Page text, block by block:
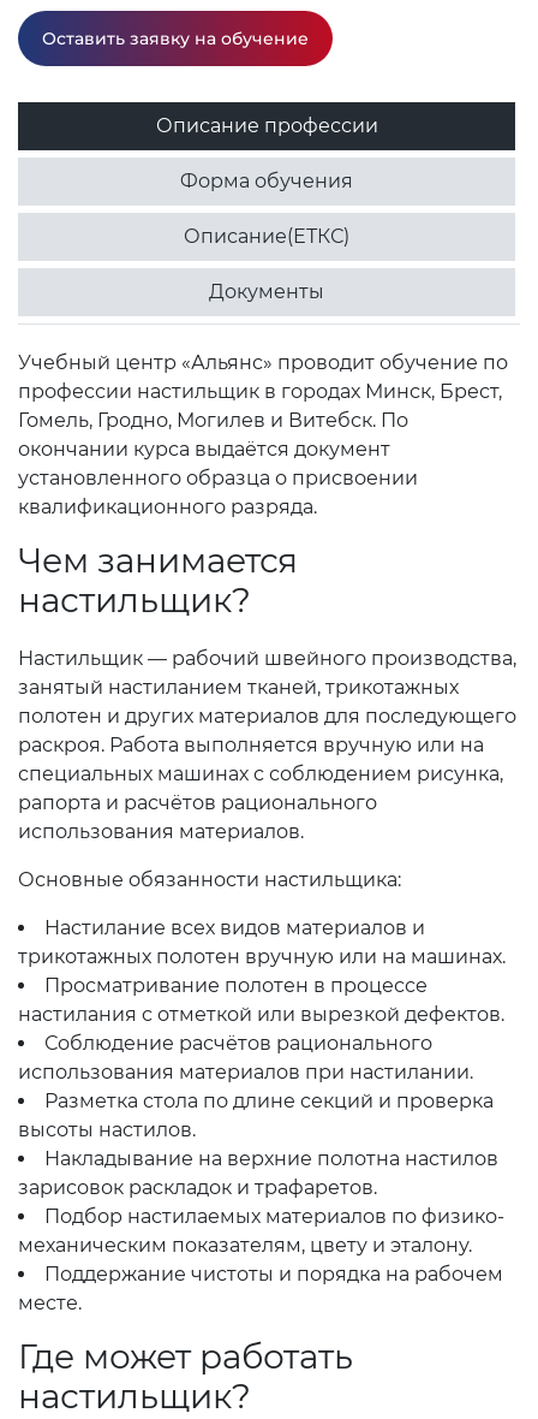
Оставить заявку на обучение
Описание профессии
Форма обучения
Описание(ЕТКС)
Документы
Учебный центр «Альянс» проводит обучение по
профессии настильщик в городах Минск, Брест,
Гомель, Гродно, Могилев и Витебск. По
окончании курса выдаётся документ
установленного образца о присвоении
квалификационного разряда.
Чем занимается
настильщик?
Настильщик — рабочий швейного производства,
занятый настиланием тканей, трикотажных
полотен и других материалов для последующего
раскроя. Работа выполняется вручную или на
специальных машинах с соблюдением рисунка,
рапорта и расчётов рационального
использования материалов.
Основные обязанности настильщика:
Настилание всех видов материалов и
трикотажных полотен вручную или на машинах.
Просматривание полотен в процессе
настилания с отметкой или вырезкой дефектов.
Соблюдение расчётов рационального
использования материалов при настилании.
Разметка стола по длине секций и проверка
высоты настилов.
Накладывание на верхние полотна настилов
зарисовок раскладок и трафаретов.
Подбор настилаемых материалов по физико-
механическим показателям, цвету и эталону.
Поддержание чистоты и порядка на рабочем
месте.
Где может работать
настильщик?